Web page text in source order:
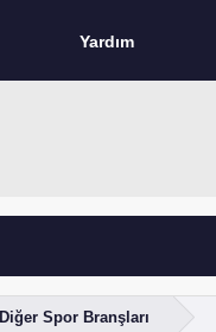
Yardım
Diğer Spor Branşları